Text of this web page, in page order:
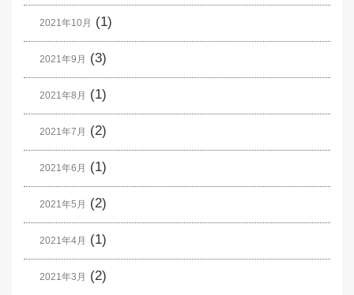
2021年10月 (1)
2021年9月 (3)
2021年8月 (1)
2021年7月 (2)
2021年6月 (1)
2021年5月 (2)
2021年4月 (1)
2021年3月 (2)